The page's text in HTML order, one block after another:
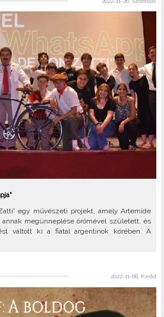
egy művészeti projekt, amely Artemide
megünneplése örömével született, és
váltott ki a fiatal argentinok körében. A
2022-11-08, Kedd